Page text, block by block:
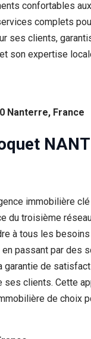
confortables
complets
ses clients,
son expertise
Nanterre, France
immobilière
du troisième
à tous les
passant par des
de
clients. Cette
de